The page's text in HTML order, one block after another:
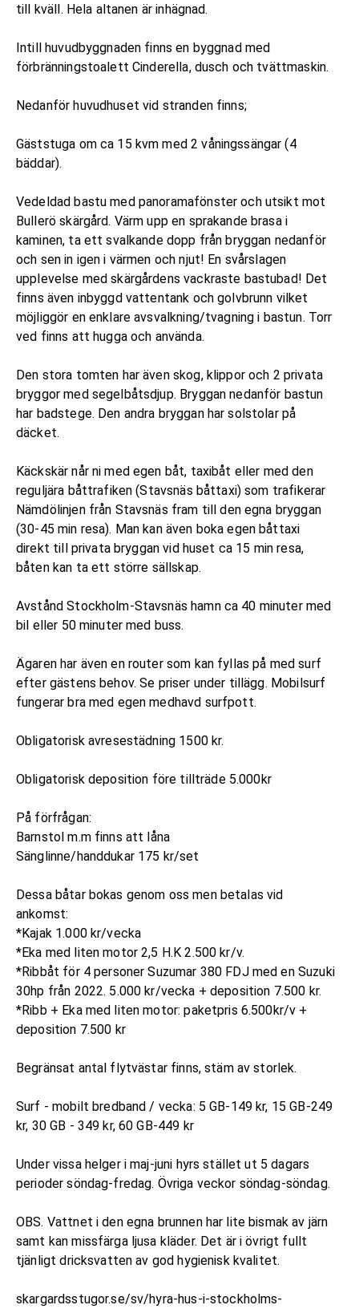
till kväll. Hela altanen är inhägnad.
Intill huvudbyggnaden finns en byggnad med
förbränningstoalett Cinderella, dusch och tvättmaskin.
Nedanför huvudhuset vid stranden finns;
Gäststuga om ca 15 kvm med 2 våningssängar (4
bäddar).
Vedeldad bastu med panoramafönster och utsikt mot
Bullerö skärgård. Värm upp en sprakande brasa i
kaminen, ta ett svalkande dopp från bryggan nedanför
och sen in igen i värmen och njut! En svårslagen
upplevelse med skärgårdens vackraste bastubad! Det
finns även inbyggd vattentank och golvbrunn vilket
möjliggör en enklare avsvalkning/tvagning i bastun. Torr
ved finns att hugga och använda.
Den stora tomten har även skog, klippor och 2 privata
bryggor med segelbåtsdjup. Bryggan nedanför bastun
har badstege. Den andra bryggan har solstolar på
däcket.
Käckskär når ni med egen båt, taxibåt eller med den
reguljära båttrafiken (Stavsnäs båttaxi) som trafikerar
Nämdölinjen från Stavsnäs fram till den egna bryggan
(30-45 min resa). Man kan även boka egen båttaxi
direkt till privata bryggan vid huset ca 15 min resa,
båten kan ta ett större sällskap.
Avstånd Stockholm-Stavsnäs hamn ca 40 minuter med
bil eller 50 minuter med buss.
Ägaren har även en router som kan fyllas på med surf
efter gästens behov. Se priser under tillägg. Mobilsurf
fungerar bra med egen medhavd surfpott.
Obligatorisk avresestädning 1500 kr.
Obligatorisk deposition före tillträde 5.000kr
På förfrågan:
Barnstol m.m finns att låna
Sänglinne/handdukar 175 kr/set
Dessa båtar bokas genom oss men betalas vid
ankomst:
*Kajak 1.000 kr/vecka
*Eka med liten motor 2,5 H.K 2.500 kr/v.
*Ribbåt för 4 personer Suzumar 380 FDJ med en Suzuki
30hp från 2022. 5.000 kr/vecka + deposition 7.500 kr.
*Ribb + Eka med liten motor: paketpris 6.500kr/v +
deposition 7.500 kr
Begränsat antal flytvästar finns, stäm av storlek.
Surf - mobilt bredband / vecka: 5 GB-149 kr, 15 GB-249
kr, 30 GB - 349 kr, 60 GB-449 kr
Under vissa helger i maj-juni hyrs stället ut 5 dagars
perioder söndag-fredag. Övriga veckor söndag-söndag.
OBS. Vattnet i den egna brunnen har lite bismak av järn
samt kan missfärga ljusa kläder. Det är i övrigt fullt
tjänligt dricksvatten av god hygienisk kvalitet.
skargardsstugor.se/sv/hyra-hus-i-stockholms-